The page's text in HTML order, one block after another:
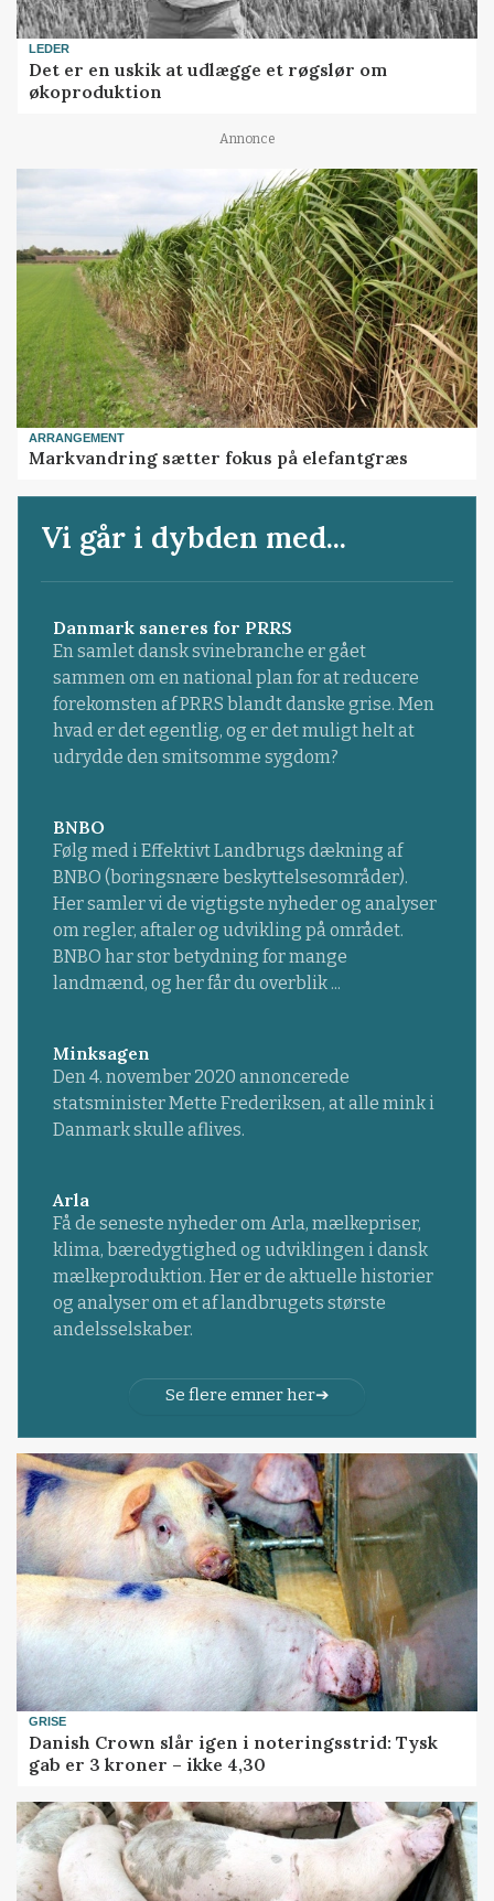
LEDER
Det er en uskik at udlægge et røgslør om
økoproduktion
Annonce
ARRANGEMENT
Markvandring sætter fokus på elefantgræs
Vi går i dybden med...
Danmark saneres for PRRS
En samlet dansk svinebranche er gået
sammen om en national plan for at reducere
forekomsten af PRRS blandt danske grise. Men
hvad er det egentlig, og er det muligt helt at
udrydde den smitsomme sygdom?
BNBO
Følg med i Effektivt Landbrugs dækning af
BNBO (boringsnære beskyttelsesområder).
Her samler vi de vigtigste nyheder og analyser
om regler, aftaler og udvikling på området.
BNBO har stor betydning for mange
landmænd, og her får du overblik ...
Minksagen
Den 4. november 2020 annoncerede
statsminister Mette Frederiksen, at alle mink i
Danmark skulle aflives.
Arla
Få de seneste nyheder om Arla, mælkepriser,
klima, bæredygtighed og udviklingen i dansk
mælkeproduktion. Her er de aktuelle historier
og analyser om et af landbrugets største
andelsselskaber.
Se flere emner her
GRISE
Danish Crown slår igen i noteringsstrid: Tysk
gab er 3 kroner – ikke 4,30